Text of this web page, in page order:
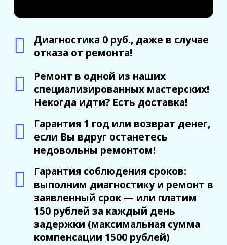
Диагностика 0 руб., даже в случае
отказа от ремонта!
Ремонт в одной из наших
специализированных мастерских!
Некогда идти? Есть доставка!
Гарантия 1 год или возврат денег,
если Вы вдруг останетесь
недовольны ремонтом!
Гарантия соблюдения сроков:
выполним диагностику и ремонт в
заявленный срок — или платим
150 рублей за каждый день
задержки (максимальная сумма
компенсации 1500 рублей)